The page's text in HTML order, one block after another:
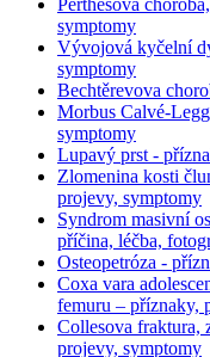
Perthesova
symptomy
Vývojová kyčelní
symptomy
Bechtěrevova
Morbus Calvé-
symptomy
Lupavý prst -
Zlomenina kosti
projevy, symptomy
Syndrom masivní
příčina, léčba,
Osteopetróza -
Coxa vara
femuru – příznaky,
Collesova fraktura,
projevy, symptomy